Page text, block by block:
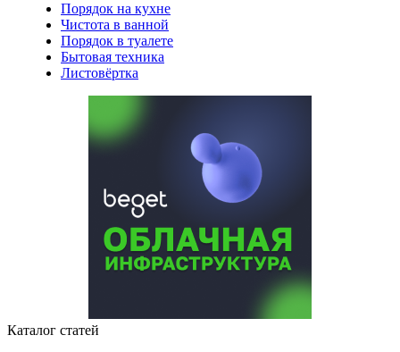
Порядок на кухне
Чистота в ванной
Порядок в туалете
Бытовая техника
Листовёртка
Каталог статей